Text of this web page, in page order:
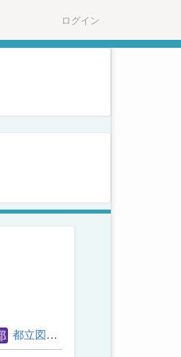
ログイン
都立図書館管理者